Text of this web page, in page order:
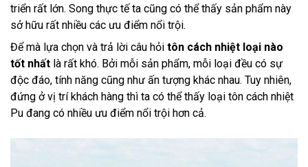
triển rất lớn. Song thực tế ta cũng có thể thấy sản phẩm này
sở hữu rất nhiều các ưu điểm nổi trội.
Để mà lựa chọn và trả lời câu hỏi tôn cách nhiệt loại nào
tốt nhất là rất khó. Bởi mỗi sản phẩm, mỗi loại đều có sự
độc đáo, tính năng cũng như ấn tượng khác nhau. Tuy nhiên,
đứng ở vị trí khách hàng thì ta có thể thấy loại tôn cách nhiệt
Pu đang có nhiều ưu điểm nổi trội hơn cả.